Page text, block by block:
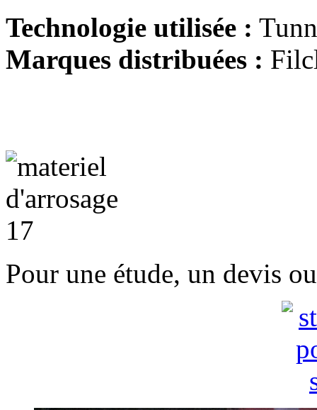
Technologie utilisée :
Marques distribuées :
Pour une étude, un devis